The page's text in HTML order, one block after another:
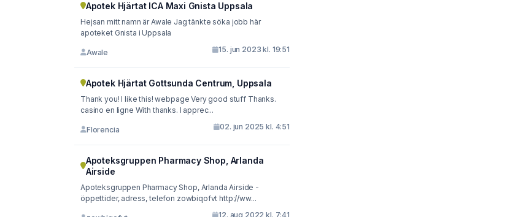
Apotek Hjärtat ICA Maxi Gnista Uppsala
Hejsan mitt namn är Awale Jag tänkte söka jobb här
apoteket Gnista i Uppsala
Awale 15. jun 2023 kl. 19:51
Apotek Hjärtat Gottsunda Centrum, Uppsala
Thank you! I like this! webpage Very good stuff Thanks.
casino en ligne With thanks. I apprec...
Florencia 02. jun 2025 kl. 4:51
Apoteksgruppen Pharmacy Shop, Arlanda
Airside
Apoteksgruppen Pharmacy Shop, Arlanda Airside -
öppettider, adress, telefon zowbiqofvt http://ww...
12. aug 2022 kl. 7:41